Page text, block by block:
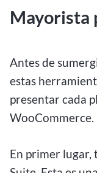
Mayorista
Antes de
estas
presentar cada
WooCommerce.
En primer lugar,